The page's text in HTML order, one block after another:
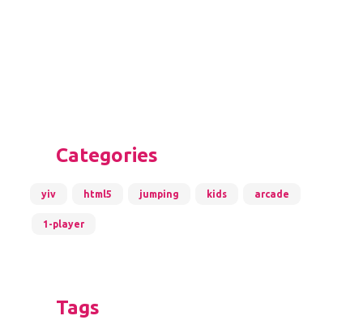
Categories
yiv html5 jumping kids arcade
1-player
Tags